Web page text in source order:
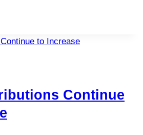
Continue